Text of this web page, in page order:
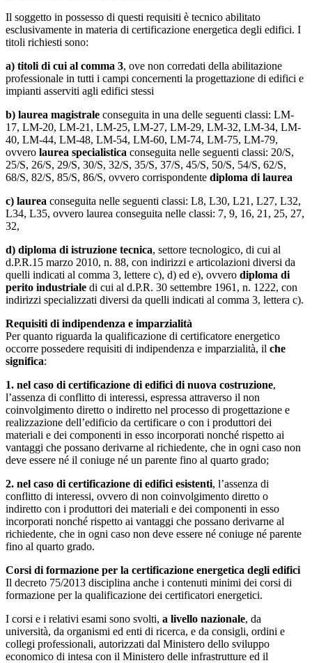
Il soggetto in possesso di questi requisiti è tecnico abilitato
esclusivamente in materia di certificazione energetica degli edifici. I
titoli richiesti sono:
a) titoli di cui al comma 3, ove non corredati della abilitazione
professionale in tutti i campi concernenti la progettazione di edifici e
impianti asserviti agli edifici stessi
b) laurea magistrale conseguita in una delle seguenti classi: LM-
17, LM-20, LM-21, LM-25, LM-27, LM-29, LM-32, LM-34, LM-
40, LM-44, LM-48, LM-54, LM-60, LM-74, LM-75, LM-79,
ovvero laurea specialistica conseguita nelle seguenti classi: 20/S,
25/S, 26/S, 29/S, 30/S, 32/S, 35/S, 37/S, 45/S, 50/S, 54/S, 62/S,
68/S, 82/S, 85/S, 86/S, ovvero corrispondente diploma di laurea
c) laurea conseguita nelle seguenti classi: L8, L30, L21, L27, L32,
L34, L35, ovvero laurea conseguita nelle classi: 7, 9, 16, 21, 25, 27,
32,
d) diploma di istruzione tecnica, settore tecnologico, di cui al
d.P.R.15 marzo 2010, n. 88, con indirizzi e articolazioni diversi da
quelli indicati al comma 3, lettere c), d) ed e), ovvero diploma di
perito industriale di cui al d.P.R. 30 settembre 1961, n. 1222, con
indirizzi specializzati diversi da quelli indicati al comma 3, lettera c).
Requisiti di indipendenza e imparzialità
Per quanto riguarda la qualificazione di certificatore energetico
occorre possedere requisiti di indipendenza e imparzialità, il che
significa:
1. nel caso di certificazione di edifici di nuova costruzione,
l’assenza di conflitto di interessi, espressa attraverso il non
coinvolgimento diretto o indiretto nel processo di progettazione e
realizzazione dell’edificio da certificare o con i produttori dei
materiali e dei componenti in esso incorporati nonché rispetto ai
vantaggi che possano derivarne al richiedente, che in ogni caso non
deve essere né il coniuge né un parente fino al quarto grado;
2. nel caso di certificazione di edifici esistenti, l’assenza di
conflitto di interessi, ovvero di non coinvolgimento diretto o
indiretto con i produttori dei materiali e dei componenti in esso
incorporati nonché rispetto ai vantaggi che possano derivarne al
richiedente, che in ogni caso non deve essere né coniuge né parente
fino al quarto grado.
Corsi di formazione per la certificazione energetica degli edifici
Il decreto 75/2013 disciplina anche i contenuti minimi dei corsi di
formazione per la qualificazione dei certificatori energetici.
I corsi e i relativi esami sono svolti, a livello nazionale, da
università, da organismi ed enti di ricerca, e da consigli, ordini e
collegi professionali, autorizzati dal Ministero dello sviluppo
economico di intesa con il Ministero delle infrastrutture ed il